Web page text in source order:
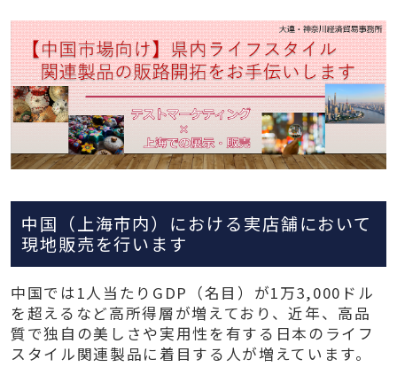
中国（上海市内）における実店舗において
現地販売を行います
中国では1人当たりGDP（名目）が1万3,000ドル
を超えるなど高所得層が増えており、近年、高品
質で独自の美しさや実用性を有する日本のライフ
スタイル関連製品に着目する人が増えています。